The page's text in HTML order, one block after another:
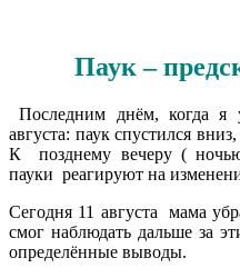
Паук –
Последним днём, когда я
августа: паук спустился
К позднему вечеру (
пауки реагируют на
Сегодня 11 августа мама
смог наблюдать дальше за
определённые выводы.